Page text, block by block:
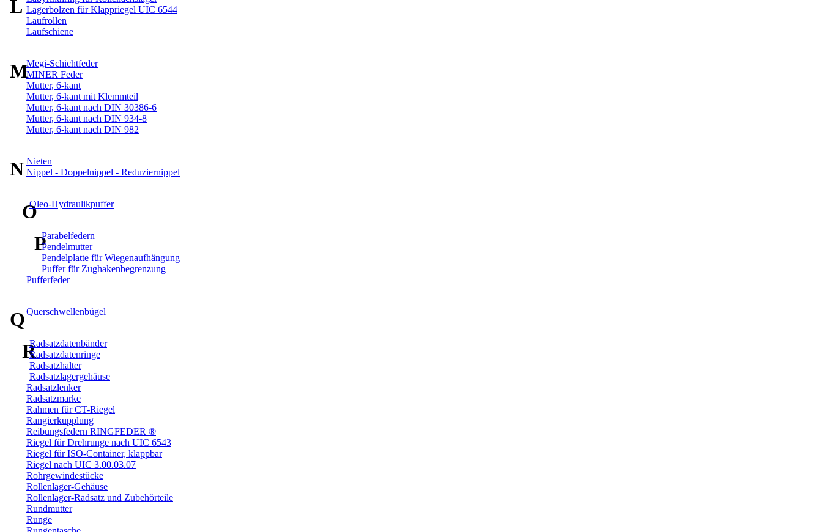
LLagerbolzen für Klappriegel UIC 6544
Laufrollen
Laufschiene
MMegi-Schichtfeder
MINER Feder
Mutter, 6-kant
Mutter, 6-kant mit Klemmteil
Mutter, 6-kant nach DIN 30386-6
Mutter, 6-kant nach DIN 934-8
Mutter, 6-kant nach DIN 982
NNieten
Nippel - Doppelnippel - Reduziernippel
O
Oleo-Hydraulikpuffer
PParabelfedern
Pendelmutter
Pendelplatte für Wiegenaufhängung
Puffer für Zughakenbegrenzung
Pufferfeder
QQuerschwellenbügel
R
Radsatzdatenbänder
Radsatzdatenringe
Radsatzhalter
Radsatzlagergehäuse
Radsatzlenker
Radsatzmarke
Rahmen für CT-Riegel
Rangierkupplung
Reibungsfedern RINGFEDER ®
Riegel für Drehrunge nach UIC 6543
Riegel für ISO-Container, klappbar
Riegel nach UIC 3.00.03.07
Rohrgewindestücke
Rollenlager-Gehäuse
Rollenlager-Radsatz und Zubehörteile
Rundmutter
Runge